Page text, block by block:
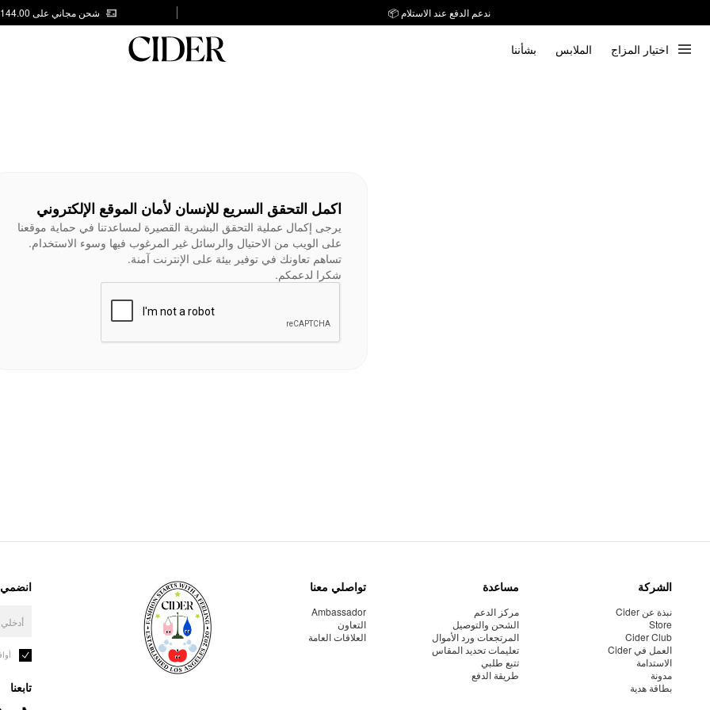
ندعم الدفع عند الاستلام 📦 شحن مجاني على AED 144.00
اختيار المزاج الملابس بشأننا
اكمل التحقق السريع للإنسان لأمان الموقع الإلكتروني
يرجى إكمال عملية التحقق البشرية القصيرة لمساعدتنا في حماية موقعنا
على الويب من الاحتيال والرسائل غير المرغوب فيها وسوء الاستخدام.
تساهم تعاونك في توفير بيئة على الإنترنت آمنة.
شكرا لدعمكم.
الشركة
نبذة عن Cider
Store
Cider Club
العمل في Cider
الاستدامة
مدونة
بطاقة هدية
مساعدة
مركز الدعم
الشحن والتوصيل
المرتجعات ورد الأموال
تعليمات تحديد المقاس
تتبع طلبي
طريقة الدفع
تواصلي معنا
Ambassador
التعاون
العلاقات العامة
انضمي
تابعنا